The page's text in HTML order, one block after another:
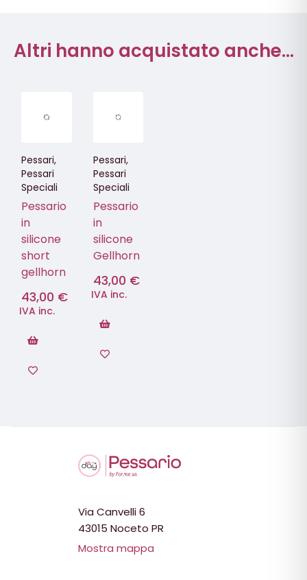
Altri hanno acquistato anche...
Pessari,
Pessari
Speciali
Pessario
in
silicone
short
gellhorn
43,00 €
IVA inc.
Pessari,
Pessari
Speciali
Pessario
in
silicone
Gellhorn
43,00 €
IVA inc.
Via Canvelli 6
43015 Noceto PR
Mostra mappa